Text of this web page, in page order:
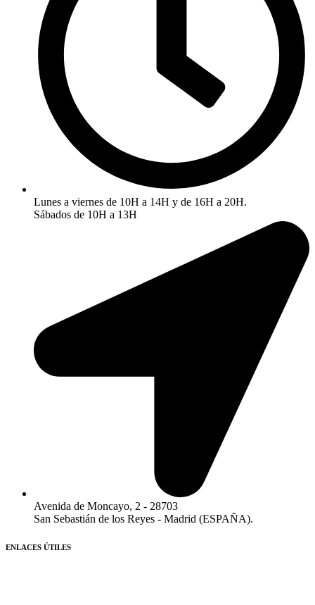
Lunes a viernes de 10H a 14H y de 16H a 20H.
Sábados de 10H a 13H
Avenida de Moncayo, 2 - 28703
San Sebastián de los Reyes - Madrid (ESPAÑA).​
ENLACES ÚTILES